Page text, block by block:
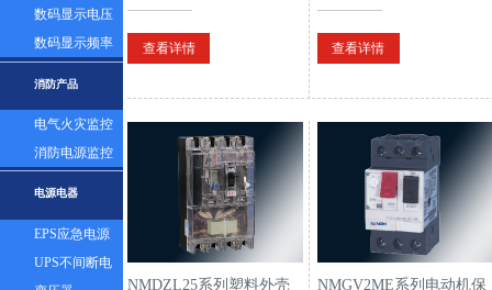
表
数码显示电压
表
数码显示频率
消防产品
电气火灾监控
探测器
消防电源监控
电源电器
EPS应急电源
UPS不间断电
器
查看详情
式漏电断路器
查看详情
NMDZL25系列塑料外壳
NMGV2ME系列电动机保